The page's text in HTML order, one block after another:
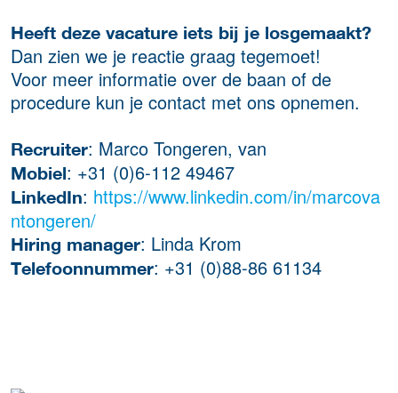
Heeft deze vacature iets bij je losgemaakt?
Dan zien we je reactie graag tegemoet!
Voor meer informatie over de baan of de
procedure kun je contact met ons opnemen.
Recruiter: Marco Tongeren, van
Mobiel: +31 (0)6-112 49467
LinkedIn: https://www.linkedin.com/in/marcova
ntongeren/
Hiring manager: Linda Krom
Telefoonnummer: +31 (0)88-86 61134